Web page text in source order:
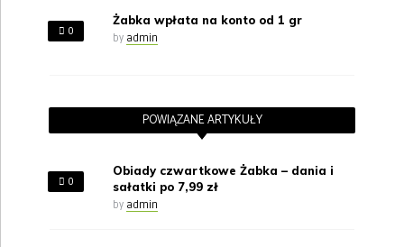
0
Żabka wpłata na konto od 1 gr
by admin
POWIĄZANE ARTYKUŁY
0
Obiady czwartkowe Żabka – dania i
sałatki po 7,99 zł
by admin